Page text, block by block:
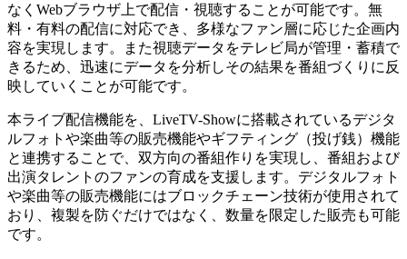
なくWebブラウザ上で配信・視聴することが可能です。無
料・有料の配信に対応でき、多様なファン層に応じた企画内
容を実現します。また視聴データをテレビ局が管理・蓄積で
きるため、迅速にデータを分析しその結果を番組づくりに反
映していくことが可能です。
本ライブ配信機能を、LiveTV-Showに搭載されているデジタ
ルフォトや楽曲等の販売機能やギフティング（投げ銭）機能
と連携することで、双方向の番組作りを実現し、番組および
出演タレントのファンの育成を支援します。デジタルフォト
や楽曲等の販売機能にはブロックチェーン技術が使用されて
おり、複製を防ぐだけではなく、数量を限定した販売も可能
です。